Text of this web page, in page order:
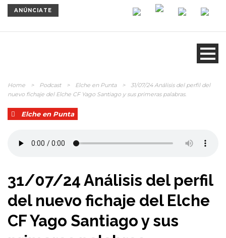
ANÚNCIATE
Home > Podcast > Elche en Punta >
31/07/24 Análisis del perfil del
nuevo fichaje del Elche CF Yago Santiago y sus primeras palabras.
Elche en Punta
31/07/24 Análisis del perfil
del nuevo fichaje del Elche
CF Yago Santiago y sus